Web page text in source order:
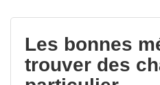
Les bonnes
trouver des